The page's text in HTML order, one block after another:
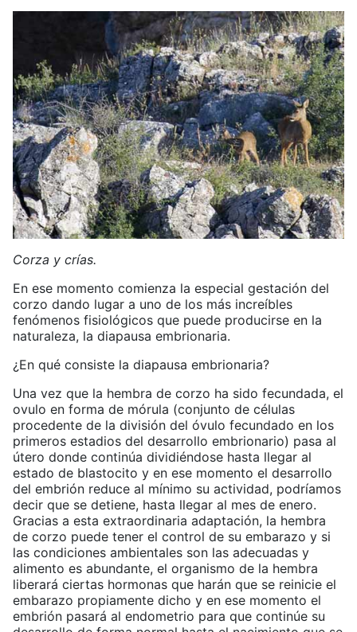
Corza y crías.
En ese momento comienza la especial gestación del
corzo dando lugar a uno de los más increíbles
fenómenos fisiológicos que puede producirse en la
naturaleza, la diapausa embrionaria.
¿En qué consiste la diapausa embrionaria?
Una vez que la hembra de corzo ha sido fecundada, el
ovulo en forma de mórula (conjunto de células
procedente de la división del óvulo fecundado en los
primeros estadios del desarrollo embrionario) pasa al
útero donde continúa dividiéndose hasta llegar al
estado de blastocito y en ese momento el desarrollo
del embrión reduce al mínimo su actividad, podríamos
decir que se detiene, hasta llegar al mes de enero.
Gracias a esta extraordinaria adaptación, la hembra
de corzo puede tener el control de su embarazo y si
las condiciones ambientales son las adecuadas y
alimento es abundante, el organismo de la hembra
liberará ciertas hormonas que harán que se reinicie el
embarazo propiamente dicho y en ese momento el
embrión pasará al endometrio para que continúe su